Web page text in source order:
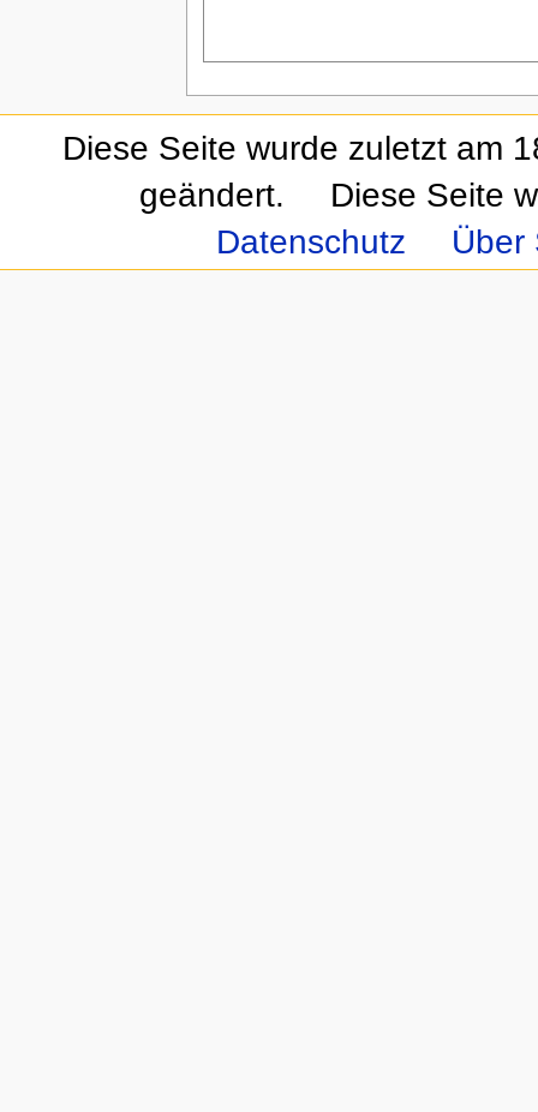
Diese Seite wurde zuletzt am
geändert.
Diese Seite
Datenschutz
Über